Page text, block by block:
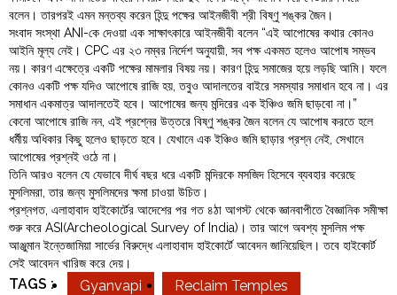
বলেন। তারপরই এমন মন্তব্য করেন হিন্দু পক্ষের আইনজীবী শ্রী বিষ্ণু শঙ্কর জৈন।
সংবাদ সংস্থা ANI-কে দেওয়া এক সাক্ষাৎকারে আইনজীবী বলেন “এই আপোষের কথার কোনও
আইনি মূল্য নেই। CPC এর ২৩ নম্বর নির্দেশ অনুযায়ী, সব পক্ষ একমত হলেও আপোষ সম্ভব
নয়। কারণ এক্ষেত্রে একটি পক্ষের মামলার বিষয় নয়। কারণ হিন্দু সমাজের হয়ে লড়ছি আমি। ফলে
কোনও একটি পক্ষ যদিও আপোষে রাজি হয়, তবুও আদালতের বাইরে সমস্যার সমাধান হবে না। এর
সমাধান একমাত্র আদালতেই হবে। আপোষের জন্য মন্দিরের এক ইঞ্চিও জমি ছাড়বো না।”
কেনো আপোষে রাজি নন, এই প্রশ্নের উত্তরে বিষ্ণু শঙ্কর জৈন বলেন যে আপোষ করতে হলে
ধর্মীয় অধিকার কিছু হলেও ছাড়তে হবে। যেখানে এক ইঞ্চিও জমি ছাড়ার প্রশ্ন নেই, সেখানে
আপোষের প্রশ্নই ওঠে না।
তিনি আরও বলেন যে যেভাবে দীর্ঘ বছর ধরে একটি মন্দিরকে মসজিদ হিসেবে ব্যবহার করেছে
মুসলিমরা, তার জন্য মুসলিমদের ক্ষমা চাওয়া উচিত।
প্রশ্নগত, এলাহাবাদ হাইকোর্টের আদেশের পর গত ৪ঠা আগস্ট থেকে জ্ঞানবাপীতে বৈজ্ঞানিক সমীক্ষা
শুরু করে ASI(Archeological Survey of India)। তার আগে অবশ্য মুসলিম পক্ষ
আঞ্জুমান ইন্তেজামিয়া সার্ভের বিরুদ্ধে এলাহাবাদ হাইকোর্টে আবেদন জানিয়েছিল। তবে হাইকোর্ট
সেই আবেদন খারিজ করে দেয়।
TAGS : Gyanvapi Reclaim Temples